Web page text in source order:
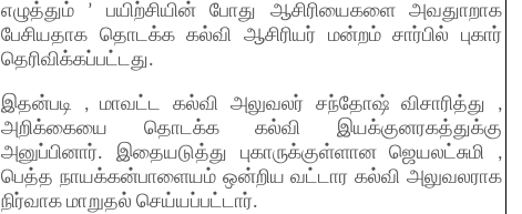
எழுத்தும் ’ பயிற்சியின் போது ஆசிரியைகளை அவதுாறாக
பேசியதாக தொடக்க கல்வி ஆசிரியர் மன்றம் சார்பில் புகார்
தெரிவிக்கப்பட்டது.
இதன்படி , மாவட்ட கல்வி அலுவலர் சந்தோஷ் விசாரித்து ,
அறிக்கையை தொடக்க கல்வி இயக்குனரகத்துக்கு
அனுப்பினார். இதையடுத்து புகாருக்குள்ளான ஜெயலட்சுமி ,
பெத்த நாயக்கன்பாளையம் ஒன்றிய வட்டார கல்வி அலுவலராக
நிர்வாக மாறுதல் செய்யப்பட்டார்.